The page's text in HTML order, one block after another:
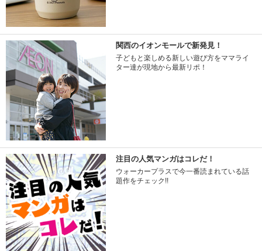
関西のイオンモールで新発見！
子どもと楽しめる新しい遊び方をママライ
ター達が現地から最新リポ！
注目の人気マンガはコレだ！
ウォーカープラスで今一番読まれている話
題作をチェック!!